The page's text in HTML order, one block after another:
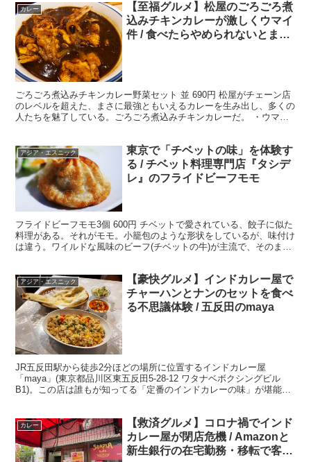
カレー
【至福グルメ】松屋のごろごろ煮
込みチキンカレーが激しくウマイ
件 / 食べたらやめられないとまら
ごろごろ煮込みチキンカレー野菜セット 並 690円 松屋がチェーン店
のレベルを超えた、まさに最強ともいえるカレーを生み出し、多くの
人たちを魅了している。ごろごろ煮込みチキンカレーだ。 ・ウマさ
アジア・エスニック
東京で「チベットの味」を体験す
る / チベット料理専門店『タシデ
レ』のフライドビーフモモ
フライドビーフモモ3個 600円 チベットで愛されている、餃子に似た
料理がある。それがモモ。小籠包のような形状をしているが、味付け
は違う。ワイルドな風味のビーフ(チベットの牛)が主流で、そのまま
アジア・エスニック
【豪快グルメ】インドカレー屋で
チャーハンとナンのセットを食べ
る不思議体験 / 五反田のmaya
JR五反田駅から徒歩2分ほどの場所に位置するインドカレー屋
「maya」(東京都品川区東五反田5-28-12 ワタナベボクシングビル
B1)。この店は誰もが知ってる「定番のインドカレーの味」が堪能で
カレー
【救済グルメ】コロナ禍でインド
カレー屋が閉店危機 / Amazonと
新生銀行の在宅勤務・移転で客激